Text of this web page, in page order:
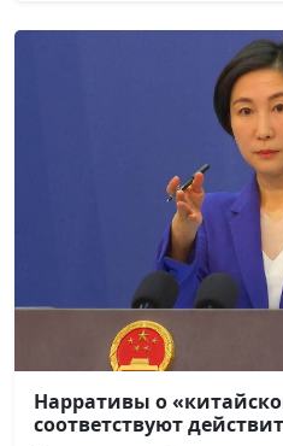
Нарративы о
соответствуют